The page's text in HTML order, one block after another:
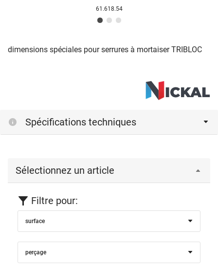
61.618.54
dimensions spéciales pour serrures à mortaiser TRIBLOC
Spécifications techniques
Sélectionnez un article
Filtre pour:
surface
perçage